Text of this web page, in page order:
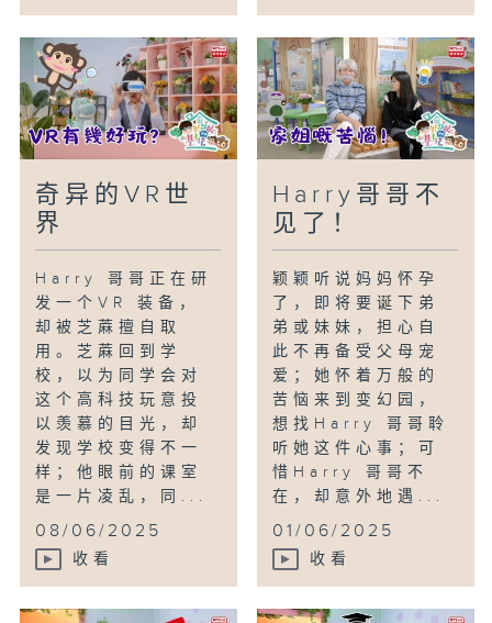
奇异的VR世
界
Harry 哥哥正在研
发一个VR 装备，
却被芝蔴擅自取
用。芝蔴回到学
校，以为同学会对
这个高科技玩意投
以羡慕的目光，却
发现学校变得不一
样；他眼前的课室
是一片凌乱，同...
08/06/2025
收看
Harry哥哥不
见了！
颖颖听说妈妈怀孕
了，即将要诞下弟
弟或妹妹，担心自
此不再备受父母宠
爱；她怀着万般的
苦恼来到变幻园，
想找Harry 哥哥聆
听她这件心事；可
惜Harry 哥哥不
在，却意外地遇...
01/06/2025
收看